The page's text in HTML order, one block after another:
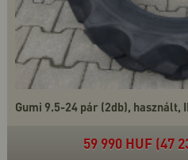
Gumi 9.5-24 pár (2db), használt,
59 990 HUF (47